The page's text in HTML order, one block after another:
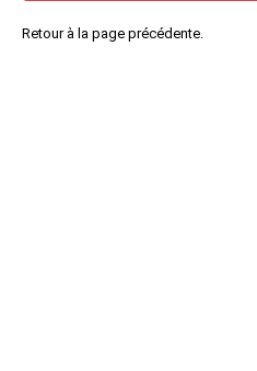
Retour à la page précédente.